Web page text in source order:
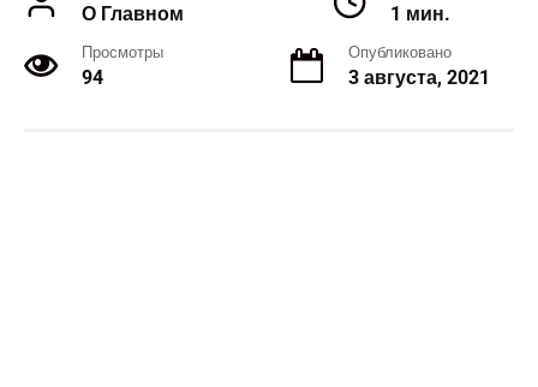
О Главном 1 мин.
Просмотры
94
Опубликовано
3 августа, 2021